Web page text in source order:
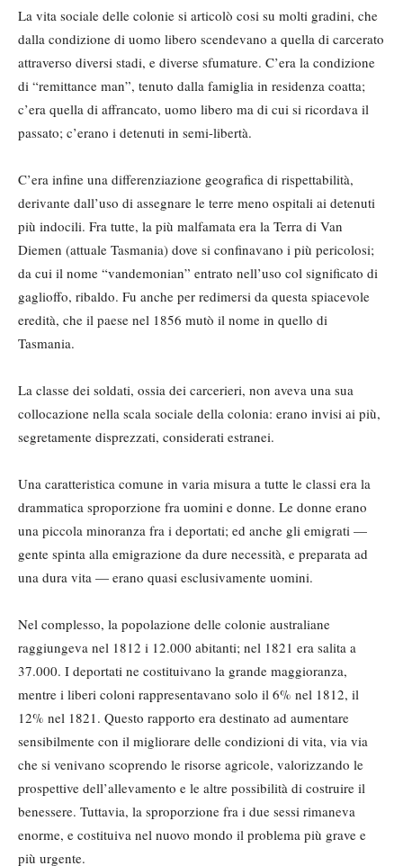
La vita sociale delle colonie si articolò cosi su molti gradini, che
dalla condizione di uomo libero scendevano a quella di carcerato
attraverso diversi stadi, e diverse sfumature. C’era la condizione
di “remittance man”, tenuto dalla famiglia in residenza coatta;
c’era quella di affrancato, uomo libero ma di cui si ricordava il
passato; c’erano i detenuti in semi-libertà.
C’era infine una differenziazione geografica di rispettabilità,
derivante dall’uso di assegnare le terre meno ospitali ai detenuti
più indocili. Fra tutte, la più malfamata era la Terra di Van
Diemen (attuale Tasmania) dove si confinavano i più pericolosi;
da cui il nome “vandemonian” entrato nell’uso col significato di
gaglioffo, ribaldo. Fu anche per redimersi da questa spiacevole
eredità, che il paese nel 1856 mutò il nome in quello di
Tasmania.
La classe dei soldati, ossia dei carcerieri, non aveva una sua
collocazione nella scala sociale della colonia: erano invisi ai più,
segretamente disprezzati, considerati estranei.
Una caratteristica comune in varia misura a tutte le classi era la
drammatica sproporzione fra uomini e donne. Le donne erano
una piccola minoranza fra i deportati; ed anche gli emigrati —
gente spinta alla emigrazione da dure necessità, e preparata ad
una dura vita — erano quasi esclusivamente uomini.
Nel complesso, la popolazione delle colonie australiane
raggiungeva nel 1812 i 12.000 abitanti; nel 1821 era salita a
37.000. I deportati ne costituivano la grande maggioranza,
mentre i liberi coloni rappresentavano solo il 6% nel 1812, il
12% nel 1821. Questo rapporto era destinato ad aumentare
sensibilmente con il migliorare delle condizioni di vita, via via
che si venivano scoprendo le risorse agricole, valorizzando le
prospettive dell’allevamento e le altre possibilità di costruire il
benessere. Tuttavia, la sproporzione fra i due sessi rimaneva
enorme, e costituiva nel nuovo mondo il problema più grave e
più urgente.